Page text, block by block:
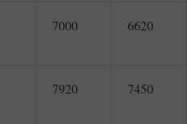
7000 6620
7920 7450